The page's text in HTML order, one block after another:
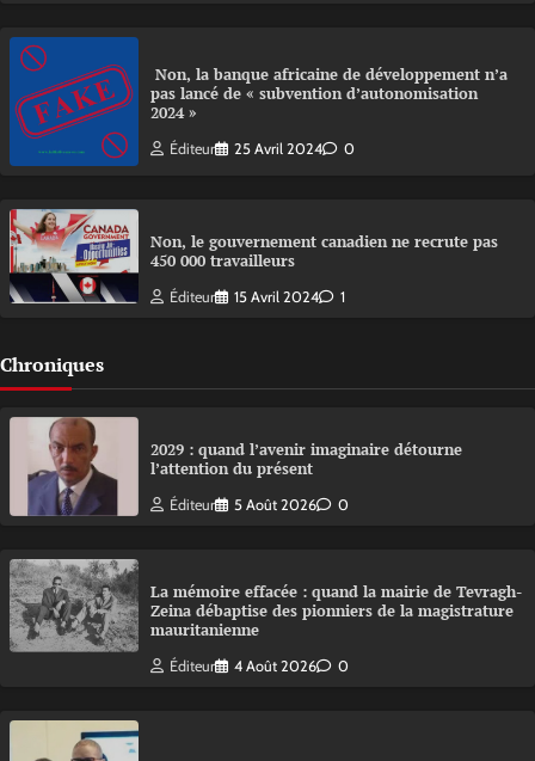
Non, la banque africaine de développement n’a
pas lancé de « subvention d’autonomisation
2024 »
Éditeur 25 Avril 2024 0
Non, le gouvernement canadien ne recrute pas
450 000 travailleurs
Éditeur 15 Avril 2024 1
Chroniques
2029 : quand l’avenir imaginaire détourne
l’attention du présent
Éditeur 5 Août 2026 0
La mémoire effacée : quand la mairie de Tevragh-
Zeina débaptise des pionniers de la magistrature
mauritanienne
Éditeur 4 Août 2026 0